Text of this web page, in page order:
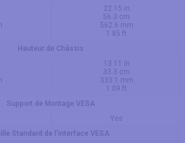
22.15 in
56.3 cm
562.6 mm
1.85 ft
Hauteur de Châssis
13.11 in
33.3 cm
333.1 mm
1.09 ft
Support de Montage VESA
Yes
Standard de l'interface VESA